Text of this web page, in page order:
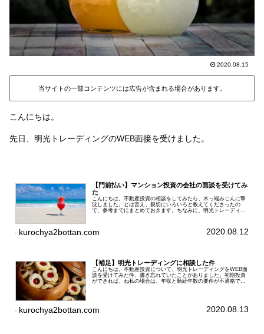
2020.08.15
当サイトの一部コンテンツには広告が含まれる場合があります。
こんにちは。
先日、明光トレーディングのWEB面接を受けました。
【門前払い】マンション投資の会社の面談を受けてみ
た
こんにちは。不動産投資の相談をしてみたら、木っ端みじんに撃
沈しました。とは言え、親切にいろいろと教えてくださったの
で、参考までにまとめておきます。ちなみに、明光トレーディン
kurochya2bottan.com 2020.08.12
【補足】明光トレーディングに相談した件
こんにちは。不動産投資について、明光トレーディングをWEB面
談を受けてみた件、書き忘れていたことがありました。初期投資
ができれば、ね私の場合は、年収と勤続年数の要件が不適格で、
kurochya2bottan.com 2020.08.13